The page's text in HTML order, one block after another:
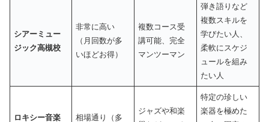
シアーミュー
ジック高槻校
非常に高い
（月回数が多
いほどお得）
複数コース受
講可能、完全
マンツーマン
弾き語りなど
複数スキルを
学びたい人、
柔軟にスケジ
ュールを組み
たい人
ロキシー音楽
相場通り（多
ジャズや和楽
特定の珍しい
楽器を極めた